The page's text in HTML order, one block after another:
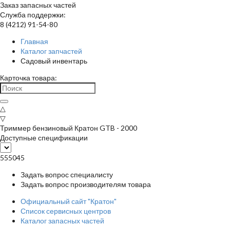
Заказ запасных частей
Служба поддержки:
8 (4212) 91-54-80
Главная
Каталог запчастей
Садовый инвентарь
Карточка товара:
△
▽
Триммер бензиновый Кратон GTB - 2000
Доступные спецификации
555045
Задать вопрос специалисту
Задать вопрос производителям товара
Официальный сайт "Кратон"
Список сервисных центров
Каталог запасных частей